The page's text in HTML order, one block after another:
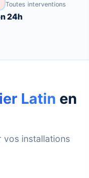
Toutes interventions
24h
Latin en
vos installations